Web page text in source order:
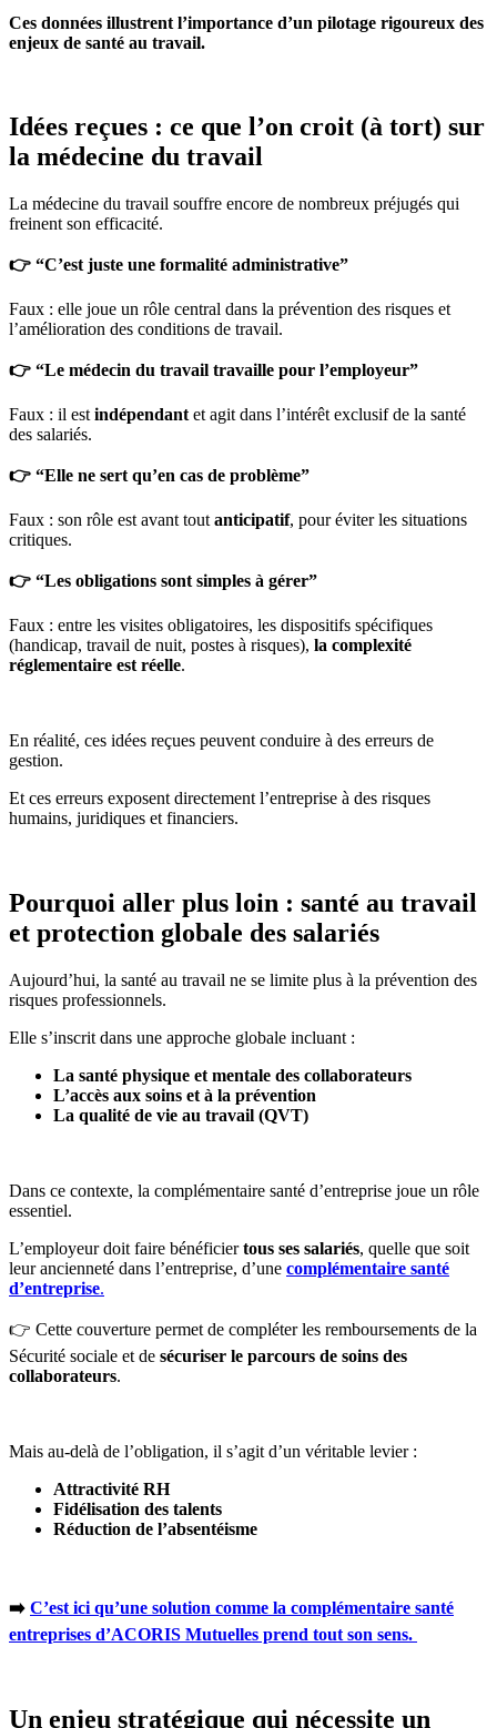
Ces données illustrent l’importance d’un pilotage rigoureux des
enjeux de santé au travail.
Idées reçues : ce que l’on croit (à tort) sur
la médecine du travail
La médecine du travail souffre encore de nombreux préjugés qui
freinent son efficacité.
👉 “C’est juste une formalité administrative”
Faux : elle joue un rôle central dans la prévention des risques et
l’amélioration des conditions de travail.
👉 “Le médecin du travail travaille pour l’employeur”
Faux : il est indépendant et agit dans l’intérêt exclusif de la santé
des salariés.
👉 “Elle ne sert qu’en cas de problème”
Faux : son rôle est avant tout anticipatif, pour éviter les situations
critiques.
👉 “Les obligations sont simples à gérer”
Faux : entre les visites obligatoires, les dispositifs spécifiques
(handicap, travail de nuit, postes à risques), la complexité
réglementaire est réelle.
En réalité, ces idées reçues peuvent conduire à des erreurs de
gestion.
Et ces erreurs exposent directement l’entreprise à des risques
humains, juridiques et financiers.
Pourquoi aller plus loin : santé au travail
et protection globale des salariés
Aujourd’hui, la santé au travail ne se limite plus à la prévention des
risques professionnels.
Elle s’inscrit dans une approche globale incluant :
La santé physique et mentale des collaborateurs
L’accès aux soins et à la prévention
La qualité de vie au travail (QVT)
Dans ce contexte, la complémentaire santé d’entreprise joue un rôle
essentiel.
L’employeur doit faire bénéficiertous ses salariés, quelle que soit
leur ancienneté dans l’entreprise, d’une complémentaire santé
d’entreprise.
👉 Cette couverture permet de compléter les remboursements de la
Sécurité sociale et de sécuriser le parcours de soins des
collaborateurs.
Mais au-delà de l’obligation, il s’agit d’un véritable levier :
Attractivité RH
Fidélisation des talents
Réduction de l’absentéisme
➡️ C’est ici qu’une solution comme la complémentaire santé
entreprises d’ACORIS Mutuelles prend tout son sens.
Un enjeu stratégique qui nécessite un